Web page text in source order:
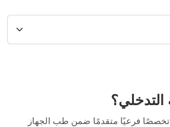
تخصصًا فرعيًا متقدمًا ضمن طب الجهاز